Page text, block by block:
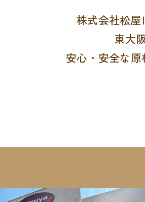
株式会社松屋
東大
安心・安全な原